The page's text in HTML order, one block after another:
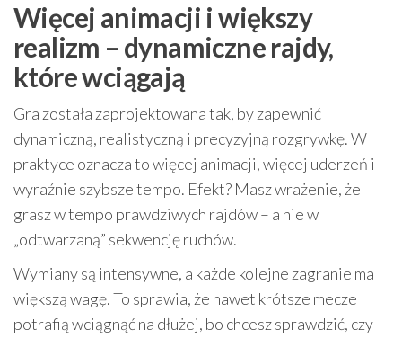
Więcej animacji i większy
realizm – dynamiczne rajdy,
które wciągają
Gra została zaprojektowana tak, by zapewnić
dynamiczną, realistyczną i precyzyjną rozgrywkę. W
praktyce oznacza to więcej animacji, więcej uderzeń i
wyraźnie szybsze tempo. Efekt? Masz wrażenie, że
grasz w tempo prawdziwych rajdów – a nie w
„odtwarzaną” sekwencję ruchów.
Wymiany są intensywne, a każde kolejne zagranie ma
większą wagę. To sprawia, że nawet krótsze mecze
potrafią wciągnąć na dłużej, bo chcesz sprawdzić, czy